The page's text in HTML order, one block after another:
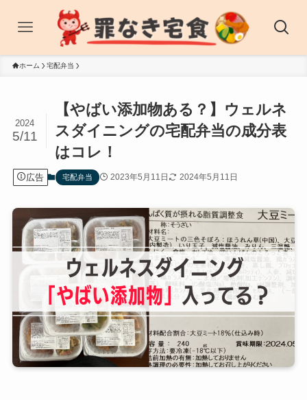
ホーム 宅配弁当
【やばい添加物ある？】ウェルネ
スダイニングの宅配弁当の成分表
はコレ！
2024
5/11
広告 宅配弁当 2023年5月11日 2024年5月11日